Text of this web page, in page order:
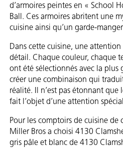
d’armoires peintes en « School
Ball. Ces armoires abritent une
cuisine ainsi qu’un garde-
Dans cette cuisine, une
détail. Chaque couleur, chaque
ont été sélectionnés avec la plus
créer une combinaison qui
réalité. Il n’est pas étonnant
fait l’objet d’une attention
Pour les comptoirs de cuisine de
Miller Bros a choisi 4130
gris pâle et blanc de 4130